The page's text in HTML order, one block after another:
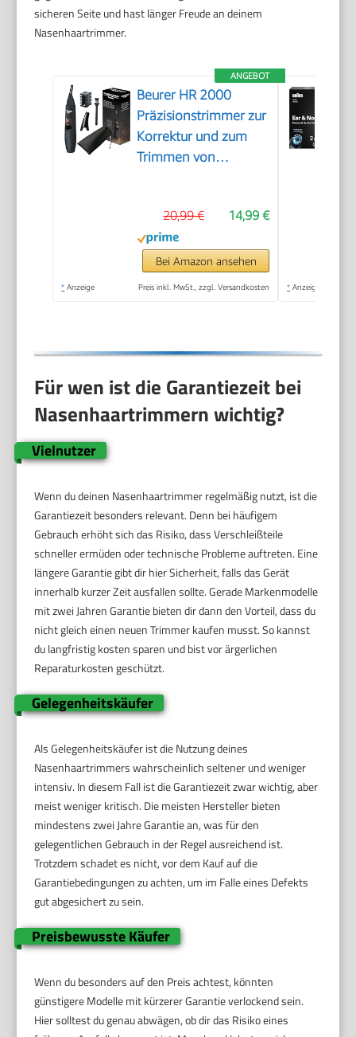
sicheren Seite und hast länger Freude an deinem
Nasenhaartrimmer.
ANGEBOT
Beurer HR 2000
Präzisionstrimmer zur
Korrektur und zum
Trimmen von
Kammaufsatz und
abnehmbarem
Schneidaufsatz
14,99 €
20,99 €
Bei Amazon ansehen
* Anzeige Preis inkl. MwSt., zzgl. Versandkosten * Anzeige
Für wen ist die Garantiezeit bei
Nasenhaartrimmern wichtig?
Vielnutzer
Wenn du deinen Nasenhaartrimmer regelmäßig nutzt, ist die
Garantiezeit besonders relevant. Denn bei häufigem
Gebrauch erhöht sich das Risiko, dass Verschleißteile
schneller ermüden oder technische Probleme auftreten. Eine
längere Garantie gibt dir hier Sicherheit, falls das Gerät
innerhalb kurzer Zeit ausfallen sollte. Gerade Markenmodelle
mit zwei Jahren Garantie bieten dir dann den Vorteil, dass du
nicht gleich einen neuen Trimmer kaufen musst. So kannst
du langfristig kosten sparen und bist vor ärgerlichen
Reparaturkosten geschützt.
Gelegenheitskäufer
Als Gelegenheitskäufer ist die Nutzung deines
Nasenhaartrimmers wahrscheinlich seltener und weniger
intensiv. In diesem Fall ist die Garantiezeit zwar wichtig, aber
meist weniger kritisch. Die meisten Hersteller bieten
mindestens zwei Jahre Garantie an, was für den
gelegentlichen Gebrauch in der Regel ausreichend ist.
Trotzdem schadet es nicht, vor dem Kauf auf die
Garantiebedingungen zu achten, um im Falle eines Defekts
gut abgesichert zu sein.
Preisbewusste Käufer
Wenn du besonders auf den Preis achtest, könnten
günstigere Modelle mit kürzerer Garantie verlockend sein.
Hier solltest du genau abwägen, ob dir das Risiko eines